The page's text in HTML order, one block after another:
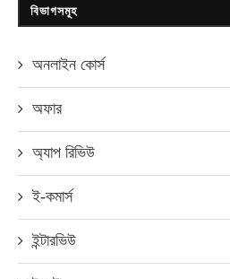
বিভাগসমূহ
অনলাইন কোর্স
অফার
অ্যাপ রিভিউ
ই-কমার্স
ইন্টারভিউ